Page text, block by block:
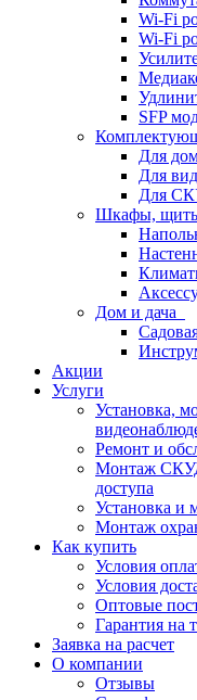
Wi-Fi
Wi-Fi
SFP
Для
Для
Для
Шкафы,
Дом и дача
Акции
Услуги
Установка,
Ремонт и
Монтаж
доступа
Установка и
Монтаж
Как купить
Условия
Условия
Оптовые
Гарантия на
Заявка на расчет
О компании
Отзывы